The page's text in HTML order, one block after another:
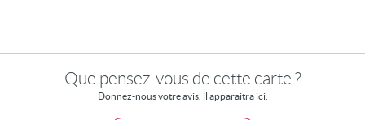
Que pensez-vous de cette carte ?
Donnez-nous votre avis, il apparaitra ici.